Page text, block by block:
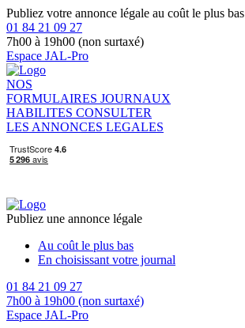
Publiez votre annonce légale au coût le plus bas
01 84 21 09 27
7h00 à 19h00 (non surtaxé)
Espace JAL-Pro
NOS
FORMULAIRES JOURNAUX
HABILITES CONSULTER
LES ANNONCES LEGALES
Publiez une annonce légale
Au coût le plus bas
En choisissant votre journal
01 84 21 09 27
7h00 à 19h00 (non surtaxé)
Espace JAL-Pro